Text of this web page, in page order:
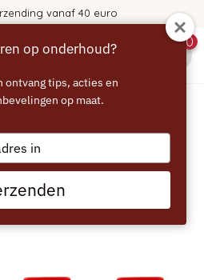
vanaf 40 euro
0
ontkalker voor Melitta -
product
op onderhoud?
ontvang tips, acties en
op maat.